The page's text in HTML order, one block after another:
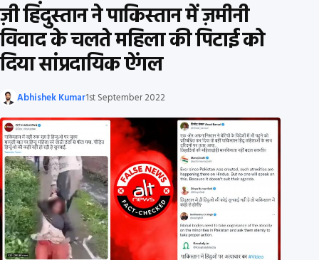
ज़ी हिंदुस्तान ने पाकिस्तान में ज़मीनी
विवाद के चलते महिला की पिटाई को
दिया सांप्रदायिक ऐंगल
Abhishek Kumar1st September 2022